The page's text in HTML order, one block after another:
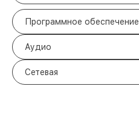
Программное обеспечение
Аудио
Сетевая